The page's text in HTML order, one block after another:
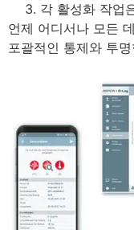
각 활성화 작업
언제 어디서나 모든
포괄적인 통제와 투명